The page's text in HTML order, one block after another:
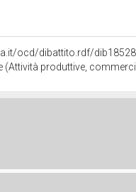
ocd/dibattito.rdf/
(Attività produttive,